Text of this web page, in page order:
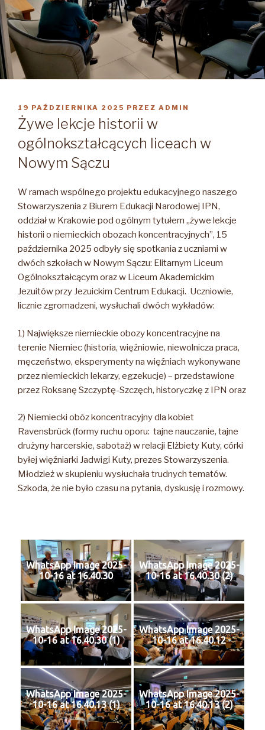
OPUBLIKOWANE
W
19 PAŹDZIERNIKA 2025 PRZEZ ADMIN
Żywe lekcje historii w
ogólnokształcących liceach w
Nowym Sączu
W ramach wspólnego projektu edukacyjnego naszego
Stowarzyszenia z Biurem Edukacji Narodowej IPN,
oddział w Krakowie pod ogólnym tytułem „żywe lekcje
historii o niemieckich obozach koncentracyjnych”, 15
października 2025 odbyły się spotkania z uczniami w
dwóch szkołach w Nowym Sączu: Elitarnym Liceum
Ogólnokształcącym oraz w Liceum Akademickim
Jezuitów przy Jezuickim Centrum Edukacji. Uczniowie,
licznie zgromadzeni, wysłuchali dwóch wykładów:
1) Największe niemieckie obozy koncentracyjne na
terenie Niemiec (historia, więźniowie, niewolnicza praca,
męczeństwo, eksperymenty na więźniach wykonywane
przez niemieckich lekarzy, egzekucje) – przedstawione
przez Roksanę Szczyptę-Szczęch, historyczkę z IPN oraz
2) Niemiecki obóz koncentracyjny dla kobiet
Ravensbrück (formy ruchu oporu: tajne nauczanie, tajne
drużyny harcerskie, sabotaż) w relacji Elżbiety Kuty, córki
byłej więźniarki Jadwigi Kuty, prezes Stowarzyszenia.
Młodzież w skupieniu wysłuchała trudnych tematów.
Szkoda, że nie było czasu na pytania, dyskusję i rozmowy.
WhatsApp Image 2025-
10-16 at 16.40.30
WhatsApp Image 2025-
10-16 at 16.40.30 (2)
WhatsApp Image 2025-
10-16 at 16.40.30 (1)
WhatsApp Image 2025-
10-16 at 16.40.12
WhatsApp Image 2025-
10-16 at 16.40.13 (1)
WhatsApp Image 2025-
10-16 at 16.40.13 (2)